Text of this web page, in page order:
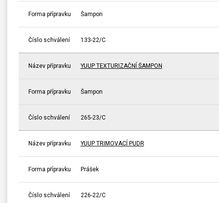
Forma přípravku Šampon
Číslo schválení 133-22/C
Název přípravku YUUP TEXTURIZAČNÍ ŠAMPON
Forma přípravku Šampon
Číslo schválení 265-23/C
Název přípravku YUUP TRIMOVACÍ PUDR
Forma přípravku Prášek
Číslo schválení 226-22/C